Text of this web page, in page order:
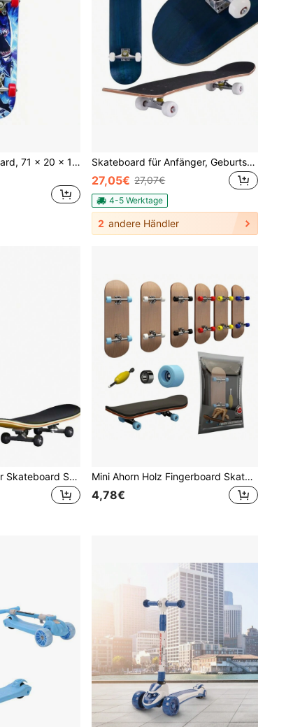
Einfaches Skateboard, 71 x 20 x 1 cm dick
Skateboard für Anfänger, Geburtstagsgeschenk für Teenager und Erwachsene
27,05€ 27,07€
4-5 Werktage
2 andere Händler
1 Stück Holz Finger Skateboard Set, Fünf-Lagen Ahorn Finger Skateboard mit Kugellager, entwickelt für professionelle Finger Skateboard Erfahrung, perfekte Sprungfähigkeiten, klassisches ideales Geschenkwahl für Feiertage oder Geburtstage, Muss-haben Artikel für Skateboard Enthusiasten, Stressabbau Spielzeug, 2 x 3 x 10 cm Mini Ahorn Holz Fingerboard Skateboard Spielzeug, Model Set als Teenager Party Favor und Geschenk
4,78€